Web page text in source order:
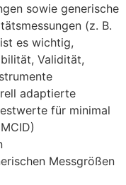
s‬owie generische
(z. B.
e‬s wichtig,
Validität,
adaptierte
f‬ür minimal
Messgrößen